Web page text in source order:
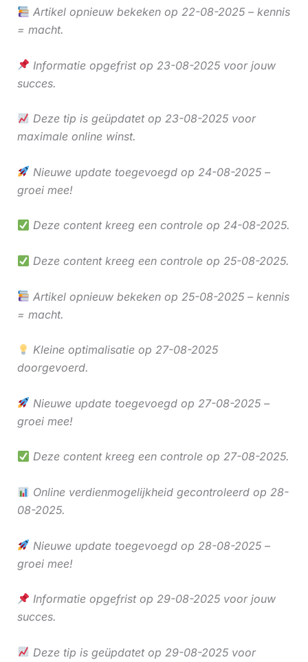
Artikel opnieuw bekeken op 22-08-2025 – kennis
= macht.
Informatie opgefrist op 23-08-2025 voor jouw
succes.
Deze tip is geüpdatet op 23-08-2025 voor
maximale online winst.
Nieuwe update toegevoegd op 24-08-2025 –
groei mee!
Deze content kreeg een controle op 24-08-2025.
Deze content kreeg een controle op 25-08-2025.
Artikel opnieuw bekeken op 25-08-2025 – kennis
= macht.
Kleine optimalisatie op 27-08-2025
doorgevoerd.
Nieuwe update toegevoegd op 27-08-2025 –
groei mee!
Deze content kreeg een controle op 27-08-2025.
Online verdienmogelijkheid gecontroleerd op 28-
08-2025.
Nieuwe update toegevoegd op 28-08-2025 –
groei mee!
Informatie opgefrist op 29-08-2025 voor jouw
succes.
Deze tip is geüpdatet op 29-08-2025 voor